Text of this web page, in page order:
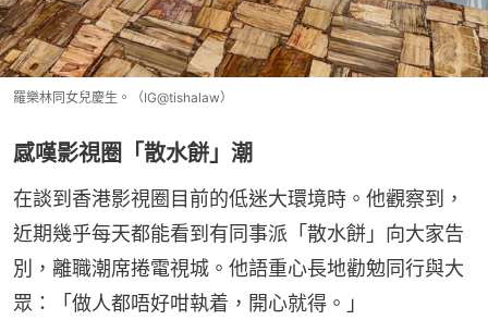
羅樂林同女兒慶生。（IG@tishalaw）
感嘆影視圈「散水餅」潮
在談到香港影視圈目前的低迷大環境時。他觀察到，
近期幾乎每天都能看到有同事派「散水餅」向大家告
別，離職潮席捲電視城。他語重心長地勸勉同行與大
眾：「做人都唔好咁執着，開心就得。」